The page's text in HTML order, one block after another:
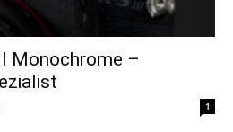
Monochrome –
1